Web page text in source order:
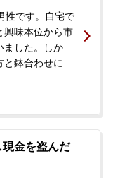
討するため、当
た。
性です。自宅で
興味本位から市
ました。しか
鉢合わせにな
いるのを目撃
。事件化を回
え、当事務所
金を盗んだ